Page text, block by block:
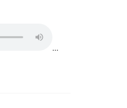
…